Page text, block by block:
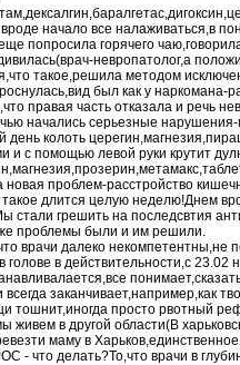
начало все налаживаться,в
попросила горячего
невропатолог,а
такое,решила методом
был как у наркомана-
правая часть отказала и речь
начались серьезные
день колоть церегин
и с помощью левой руки крутит
проблем-расстройство
длится целую неделю!Днем
стали грешить на последсвтия
проблемы были и им решили.
врачи далеко
в голове в действительности,с
понимает
всегдазаканчивает,например,как
тошнит,иногда просто рвотный
живем в другой области(В
маму в
- что делать?То,что врачи в